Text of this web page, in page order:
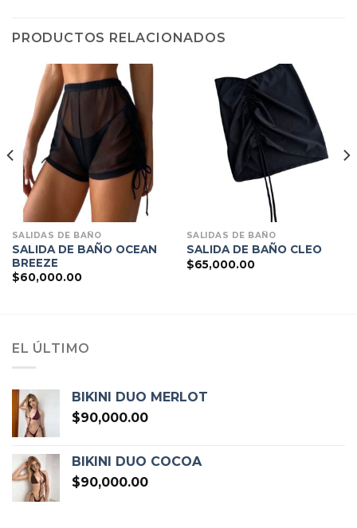
PRODUCTOS RELACIONADOS
SALIDAS DE BAÑO
SALIDA DE BAÑO OCEAN
BREEZE
$60,000.00
SALIDAS DE BAÑO
SALIDA DE BAÑO CLEO
$65,000.00
EL ÚLTIMO
BIKINI DUO MERLOT
$90,000.00
BIKINI DUO COCOA
$90,000.00